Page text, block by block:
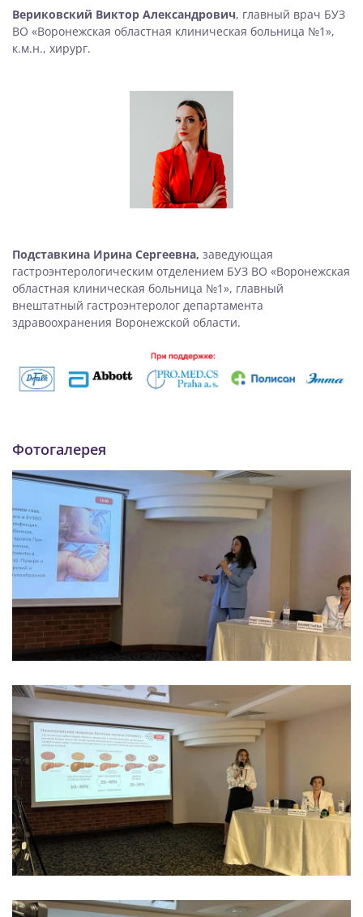
Вериковский Виктор Александрович, главный врач БУЗ
ВО «Воронежская областная клиническая больница №1»,
к.м.н., хирург.
Подставкина Ирина Сергеевна, заведующая
гастроэнтерологическим отделением БУЗ ВО «Воронежская
областная клиническая больница №1», главный
внештатный гастроэнтеролог департамента
здравоохранения Воронежской области.
Фотогалерея